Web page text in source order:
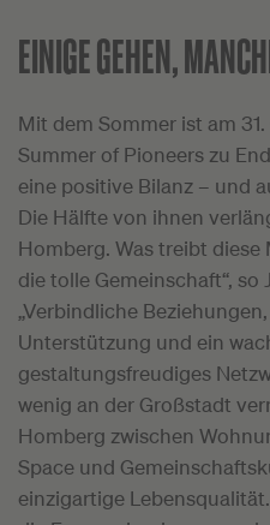
EINIGE GEHEN,
Mit dem Sommer ist am
Summer of Pioneers zu
eine positive Bilanz – und
Die Hälfte von ihnen
Homberg. Was treibt diese
die tolle Gemeinschaft“, so
„Verbindliche
Unterstützung und ein
gestaltungsfreudiges
wenig an der Großstadt
Homberg zwischen
Space und
einzigartige